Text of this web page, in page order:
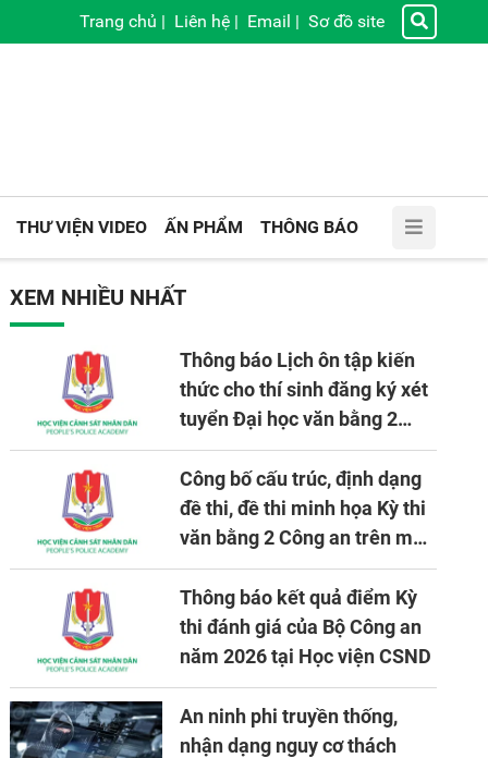
Trang chủ | Liên hệ | Email | Sơ đồ site
THƯ VIỆN VIDEO ẤN PHẨM THÔNG BÁO
XEM NHIỀU NHẤT
Thông báo Lịch ôn tập kiến
thức cho thí sinh đăng ký xét
tuyển Đại học văn bằng 2
tuyển mới, mở tại Học viện
CSND năm học 2026 - 2027
Công bố cấu trúc, định dạng
đề thi, đề thi minh họa Kỳ thi
văn bằng 2 Công an trên máy
tính
Thông báo kết quả điểm Kỳ
thi đánh giá của Bộ Công an
năm 2026 tại Học viện CSND
An ninh phi truyền thống,
nhận dạng nguy cơ thách